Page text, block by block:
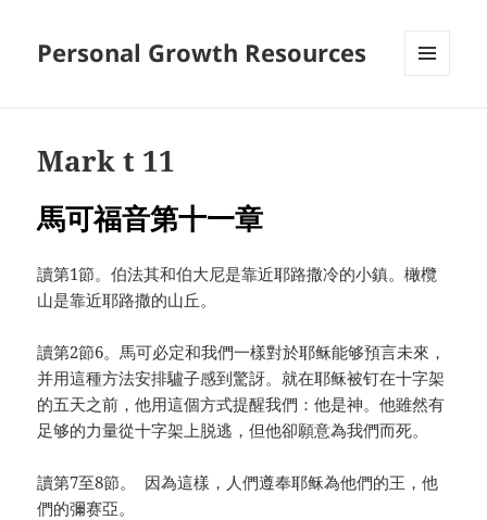
Personal Growth Resources
Mark t 11
馬可福音第十一章
讀第1節。伯法其和伯大尼是靠近耶路撒冷的小鎮。橄欖
山是靠近耶路撒的山丘。
讀第2節6。馬可必定和我們一樣對於耶稣能够預言未來，
并用這種方法安排驢子感到驚訝。就在耶稣被钉在十字架
的五天之前，他用這個方式提醒我們：他是神。他雖然有
足够的力量從十字架上脱逃，但他卻願意為我們而死。
讀第7至8節。 因為這樣，人們遵奉耶稣為他們的王，他
們的彌赛亞。